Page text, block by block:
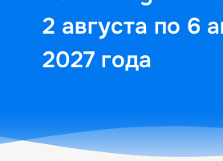
2 августа по 6
2027 года